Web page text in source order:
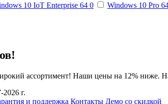
10 IoT Enterprise 64 0 Windows 10 Pro
ассортимент! Наши цены на 12% ниже.
г.
и поддержка Контакты Демо со скидкой